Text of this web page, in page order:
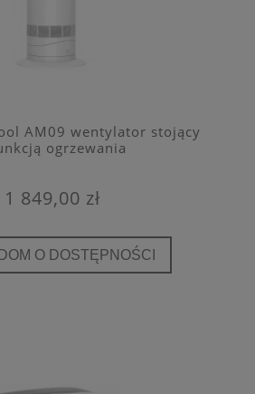
AM09 wentylator stojący
ogrzewania
1 849,00 zł
O DOSTĘPNOŚCI